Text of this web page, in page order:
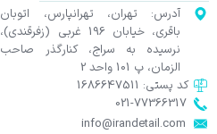
آدرس: تهران، تهرانپارس، اتوبان
باقری، خیابان 196 غربی (زفرقندی)،
نرسیده به سراج، کنارگذر صاحب
الزمان، پ 101 واحد 2
​​​​​​​info@irandetail.com
021-77366317​​​​​​​​​​​​​​​​​​​​​
کد پستی: 1686647511